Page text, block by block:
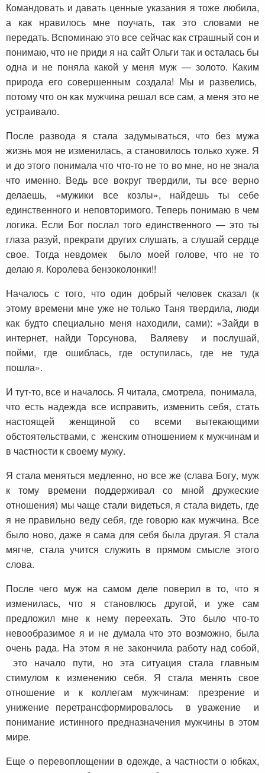
Командовать и давать ценные указания я тоже любила,
а как нравилось мне поучать, так это словами не
передать. Вспоминаю это все сейчас как страшный сон и
понимаю, что не приди я на сайт Ольги так и осталась бы
одна и не поняла какой у меня муж — золото. Каким
природа его совершенным создала! Мы и развелись,
потому что он как мужчина решал все сам, а меня это не
устраивало.
После развода я стала задумываться, что без мужа
жизнь моя не изменилась, а становилось только хуже. Я
и до этого понимала что что-то не то во мне, но не знала
что именно. Ведь все вокруг твердили, ты все верно
делаешь, «мужики все козлы», найдешь ты себе
единственного и неповторимого. Теперь понимаю в чем
логика. Если Бог послал того единственного — это ты
глаза разуй, прекрати других слушать, а слушай сердце
свое. Тогда невдомек было моей голове, что не то
делаю я. Королева бензоколонки!!
Началось с того, что один добрый человек сказал (к
этому времени мне уже не только Таня твердила, люди
как будто специально меня находили, сами): «Зайди в
интернет, найди Торсунова, Валяеву и послушай,
пойми, где ошиблась, где оступилась, где не туда
пошла».
И тут-то, все и началось. Я читала, смотрела, понимала,
что есть надежда все исправить, изменить себя, стать
настоящей женщиной со всеми вытекающими
обстоятельствами, с женским отношением к мужчинам и
в частности к своему мужу.
Я стала меняться медленно, но все же (слава Богу, муж
к тому времени поддерживал со мной дружеские
отношения) мы чаще стали видеться, я стала видеть, где
я не правильно веду себя, где говорю как мужчина. Все
было ново, даже я сама для себя была другая. Я стала
мягче, стала учится служить в прямом смысле этого
слова.
После чего муж на самом деле поверил в то, что я
изменилась, что я становлюсь другой, и уже сам
предложил мне к нему переехать. Это было что-то
невообразимое я и не думала что это возможно, была
очень рада. На этом я не закончила работу над собой,
это начало пути, но эта ситуация стала главным
стимулом к изменению себя. Я стала менять свое
отношение и к коллегам мужчинам: презрение и
унижение перетрансформировалось в уважение и
понимание истинного предназначения мужчины в этом
мире.
Еще о перевоплощении в одежде, а частности о юбках,